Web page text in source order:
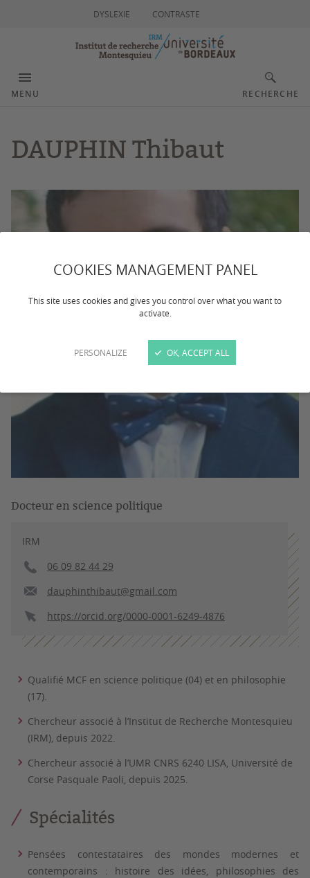
COOKIES MANAGEMENT PANEL
This site uses cookies and gives you control over what you want to
activate.
PERSONALIZE OK, ACCEPT ALL
DYSLEXIE CONTRASTE
MENU RECHERCHE
DAUPHIN Thibaut
Docteur en science politique
IRM
06 09 82 44 29
dauphinthibaut@gmail.com
https://orcid.org/0000-0001-6249-4876
Qualifié MCF en science politique (04) et en philosophie
(17).
Chercheur associé à l’Institut de Recherche Montesquieu
(IRM), depuis 2022.
Chercheur associé à l’UMR CNRS 6240 LISA, Université de
Corse Pasquale Paoli, depuis 2025.
Spécialités
Pensées contestataires des mondes modernes et
contemporains : histoire des idées, philosophies des